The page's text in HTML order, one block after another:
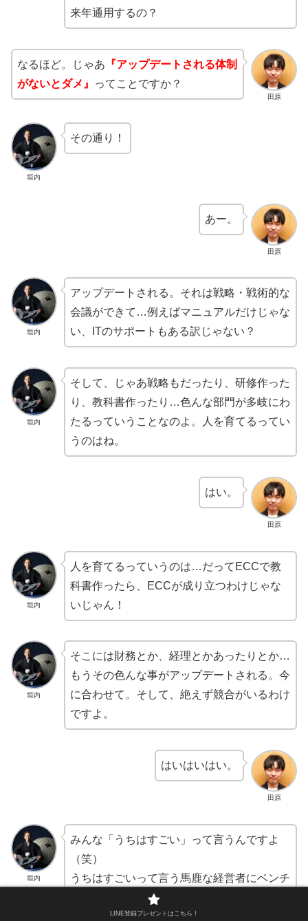
来年通用するの？
田原
なるほど。じゃあ 『アップデートされる体制
がないとダメ』
ってことですか？
垣内
その通り！
田原
あー。
垣内
アップデートされる。それは戦略・戦術的な
会議ができて…例えばマニュアルだけじゃな
い、ITのサポートもある訳じゃない？
垣内
そして、じゃあ戦略もだったり、研修作った
り、教科書作ったり…色んな部門が多岐にわ
たるっていうことなのよ。人を育てるってい
うのはね。
田原
はい。
垣内
人を育てるっていうのは…だってECCで教
科書作ったら、ECCが成り立つわけじゃな
いじゃん！
垣内
そこには財務とか、経理とかあったりとか…
もうその色んな事がアップデートされる。今
に合わせて。そして、絶えず競合がいるわけ
ですよ。
田原
はいはいはい。
垣内
みんな「うちはすごい」って言うんですよ
（笑）
うちはすごいって言う馬鹿な経営者にベンチ
ャーキャピタルは絶対投資しないですよ。必
ず競合がいる。LINE登録プレゼントはこちら！